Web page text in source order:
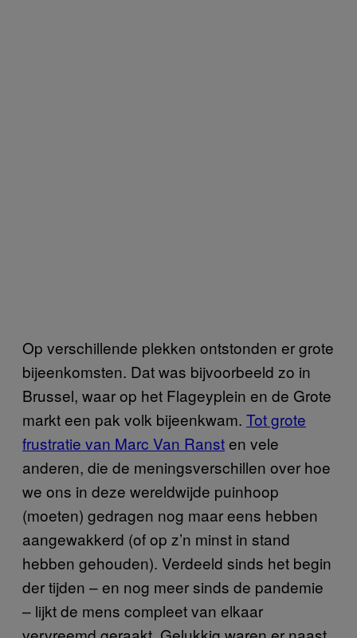
Op verschillende plekken ontstonden er grote
bijeenkomsten. Dat was bijvoorbeeld zo in
Brussel, waar op het Flageyplein en de Grote
markt een pak volk bijeenkwam. Tot grote
frustratie van Marc Van Ransten vele
anderen, die de meningsverschillen over hoe
we ons in deze wereldwijde puinhoop
(moeten) gedragen nog maar eens hebben
aangewakkerd (of op z’n minst in stand
hebben gehouden). Verdeeld sinds het begin
der tijden – en nog meer sinds de pandemie
– lijkt de mens compleet van elkaar